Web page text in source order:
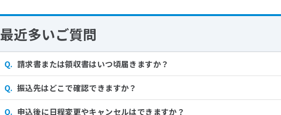
最近多いご質問
請求書または領収書はいつ頃届きますか？
振込先はどこで確認できますか？
申込後に日程変更やキャンセルはできますか？